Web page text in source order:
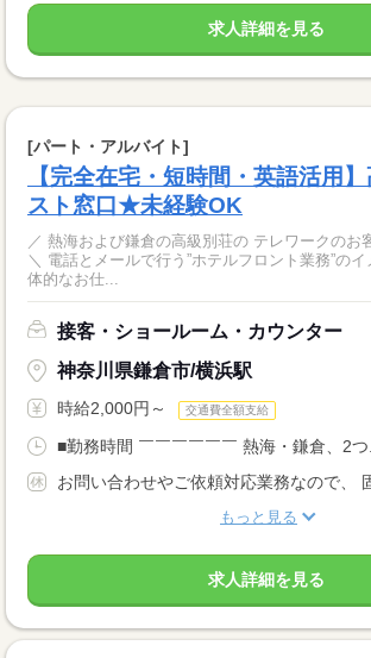
求人詳細を見る
[パート・アルバイト]
【完全在宅・短時間・英語活用
スト窓口★未経験OK
／ 熱海および鎌倉の高級別荘の テレワークのお
＼ 電話とメールで行う”ホテルフロント業務”のイメージです！ 【具
体的なお仕...
接客・ショールーム・カウンター
神奈川県鎌倉市/横浜駅
時給2,000円～ 交通費全額支給
■勤務時間 ￣￣￣￣￣￣ 熱海・鎌倉、2つ
お問い合わせやご依頼対応業務なので、
もっと見る
求人詳細を見る